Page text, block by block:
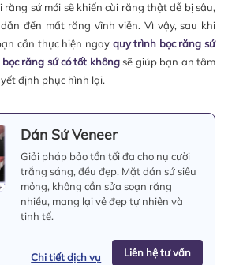
răng sứ mới sẽ khiến cùi răng thật dễ bị sâu,
đến mất răng vĩnh viễn. Vì vậy, sau khi
cần thực hiện ngay quy trình bọc răng sứ
bọc răng sứ có tốt khôngsẽ giúp bạn an tâm
định phục hình lại.
Dán Sứ Veneer
Giải pháp bảo tồn tối đa cho nụ cười
trắng sáng, đều đẹp. Mặt dán sứ siêu
mỏng, không cần sửa soạn răng
nhiều, mang lại vẻ đẹp tự nhiên và
tinh tế.
Chi tiết dịch vụ Liên hệ tư vấn